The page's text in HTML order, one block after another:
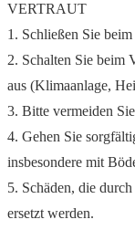
VERTRAUT
1. Schließen Sie beim
2. Schalten Sie beim
aus (Klimaanlage,
3. Bitte vermeiden
4. Gehen Sie
insbesondere mit
5. Schäden, die
ersetzt werden.